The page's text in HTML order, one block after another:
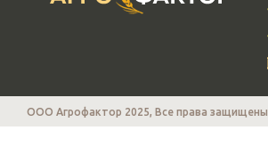
ООО Агрофактор 2025, Все права защищены